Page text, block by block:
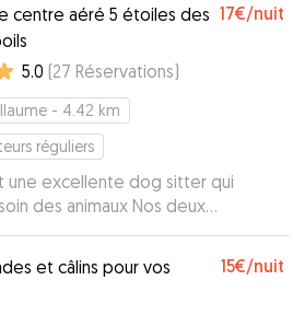
centre aéré 5 étoiles des 17€/nuit
5.0 (27 Réservations)
- 4.42 km
réguliers
une excellente dog sitter qui
animaux Nos deux
français ont passé un super week-
à 100%
et câlins pour vos
15€/nuit